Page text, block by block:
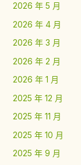
2026 年 5 月
2026 年 4 月
2026 年 3 月
2026 年 2 月
2026 年 1 月
2025 年 12 月
2025 年 11 月
2025 年 10 月
2025 年 9 月